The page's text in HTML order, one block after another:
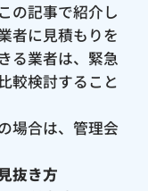
の記事で紹介し
者に見積もりを
る業者は、緊急
較検討すること
場合は、管理会
抜き方